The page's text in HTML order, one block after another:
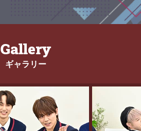
Gallery
ギャラリー